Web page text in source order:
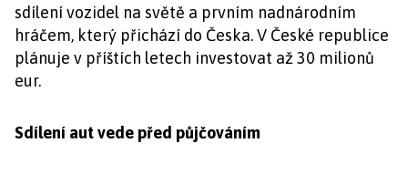
sdílení vozidel na světě a prvním nadnárodním
hráčem, který přichází do Česka. V České republice
plánuje v příštích letech investovat až 30 milionů
eur.
Sdílení aut vede před půjčováním